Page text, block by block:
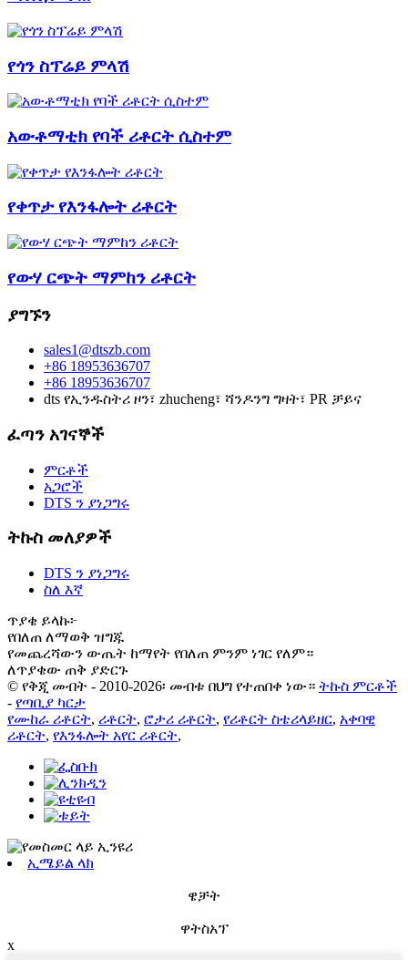
የጎን ስፕሬይ ምላሽ
አውቶማቲክ የባች ሪቶርት ሲስተም
የቀጥታ የእንፋሎት ሪቶርት
የውሃ ርጭት ማምከን ሪቶርት
ያግኙን
sales1@dtszb.com
+86 18953636707
+86 18953636707
dts የኢንዱስትሪ ዞን፣ zhucheng፣ ሻንዶንግ ግዛት፣ PR ቻይና
ፈጣን አገናኞች
ምርቶች
አጋሮች
DTS ን ያነጋግሩ
ትኩስ መለያዎች
DTS ን ያነጋግሩ
ስለ እኛ
ጥያቄ ይላኩ፦
የበለጠ ለማወቅ ዝግጁ
የመጨረሻውን ውጤት ከማየት የበለጠ ምንም ነገር የለም።
ለጥያቄው ጠቅ ያድርጉ
© የቅጂ መብት - 2010-2026፡ መብቱ በህግ የተጠበቀ ነው። ትኩስ ምርቶች
- የጣቢያ ካርታ
የሙከራ ሪቶርት, ሪቶርት, ሮታሪ ሪቶርት, የሪቶርት ስቴሪላይዘር, አቀባዊ
ሪቶርት, የእንፋሎት አየር ሪቶርት,
ኢሜይል ላክ
ዌቻት
ዋትስአፕ
x